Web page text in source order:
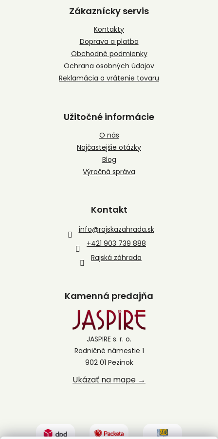
Zákaznícky servis
Kontakty
Doprava a platba
Obchodné podmienky
Ochrana osobných údajov
Reklamácia a vrátenie tovaru
Užitočné informácie
O nás
Najčastejšie otázky
Blog
Výročná správa
Kontakt
info@rajskazahrada.sk
+421 903 739 888
Rajská záhrada
Kamenná predajňa
JASPIRE s. r. o.
Radničné námestie 1
902 01 Pezinok
Ukázať na mape →